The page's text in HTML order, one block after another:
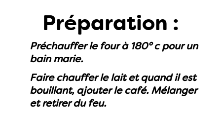
Préparation :
Préchauffer le four à 180° c pour un
bain marie.
Faire chauffer le lait et quand il est
bouillant, ajouter le café. Mélanger
et retirer du feu.